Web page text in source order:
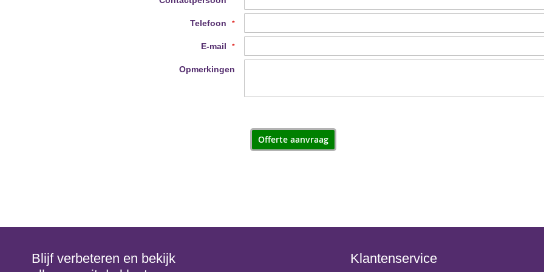
Telefoon
E-mail
Opmerkingen
Offerte aanvraag
Blijf verbeteren en bekijk
Klantenservice